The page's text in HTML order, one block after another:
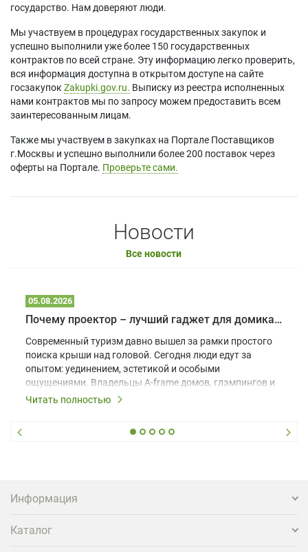
государство. Нам доверяют люди.
Мы участвуем в процедурах государственных закупок и
успешно выполнили уже более 150 государственных
контрактов по всей стране. Эту информацию легко проверить,
вся информация доступна в открытом доступе на сайте
госзакупок Zakupki.gov.ru. Выписку из реестра исполненных
нами контрактов мы по запросу можем предоставить всем
заинтересованным лицам.
Также мы участвуем в закупках на Портале Поставщиков
г.Москвы и успешно выполнили более 200 поставок через
оферты на Портале. Проверьте сами.
Новости
Все новости
05.08.2026
Почему проектор – лучший гаджет для домика в глэмпинге
Современный туризм давно вышел за рамки простого
поиска крыши над головой. Сегодня люди едут за
опытом: уединением, эстетикой и особыми
ощущениями. Владельцы A-frame домов, глэмпингов и
шале понимают, что конкуренция растет, и
вернуться и поделиться впечатлениями в соцсетях,
проектора.
Читать полностью
Информация
Каталог